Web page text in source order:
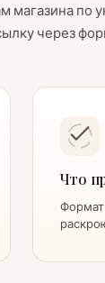
магазина по
через
Что
Формат